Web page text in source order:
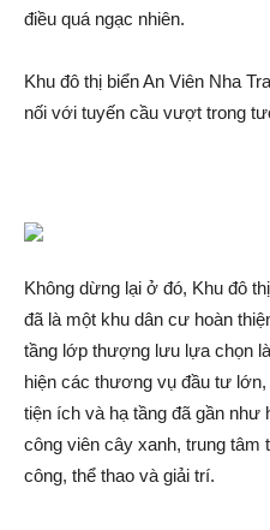
điều quá ngạc nhiên.
Khu đô thị biển An Viên Nha
nối với tuyến cầu vượt trong
Không dừng lại ở đó, Khu đô
đã là một khu dân cư hoàn
tầng lớ‌p thượng lưu lựa chọn
hiện các thương vụ đầu tư
tiện ích và hạ tầng đã gần
công viên cây xanh, trung
công, thể thao và gi‌ải trí.